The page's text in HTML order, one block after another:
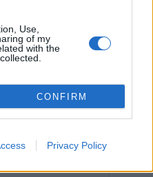
Use,
of my
with the
CONFIRM
Privacy Policy
komentáře a postřehy. Tím,
ale zároveň zavazujete
porušení si redakce